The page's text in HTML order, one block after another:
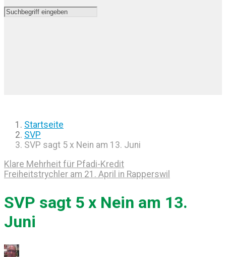
Startseite
SVP
SVP sagt 5 x Nein am 13. Juni
Klare Mehrheit für Pfadi-Kredit
Freiheitstrychler am 21. April in Rapperswil
SVP sagt 5 x Nein am 13.
Juni